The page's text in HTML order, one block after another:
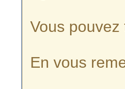
Vous
En vous